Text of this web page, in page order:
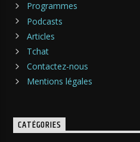
Programmes
Podcasts
Articles
Tchat
Contactez-nous
Mentions légales
CATÉGORIES